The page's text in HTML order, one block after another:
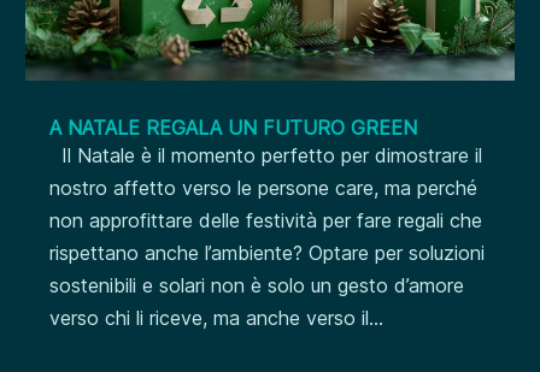
A NATALE REGALA UN FUTURO GREEN
Il Natale è il momento perfetto per dimostrare il
nostro affetto verso le persone care, ma perché
non approfittare delle festività per fare regali che
rispettano anche l’ambiente? Optare per soluzioni
sostenibili e solari non è solo un gesto d’amore
verso chi li riceve, ma anche verso il...